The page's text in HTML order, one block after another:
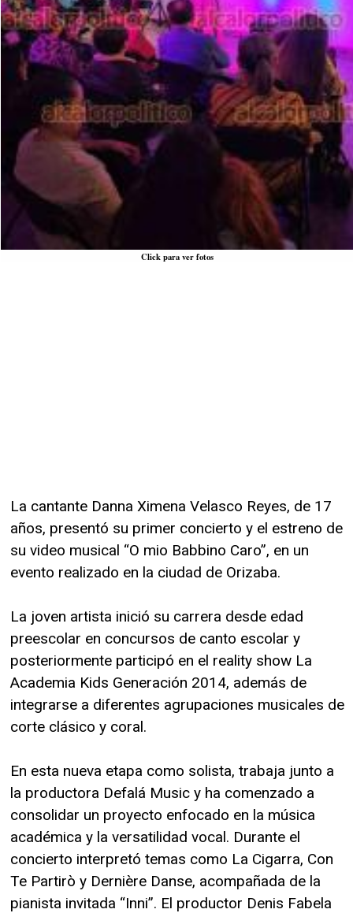
Click para ver fotos
La cantante Danna Ximena Velasco Reyes, de 17
años, presentó su primer concierto y el estreno de
su video musical “O mio Babbino Caro”, en un
evento realizado en la ciudad de Orizaba.
La joven artista inició su carrera desde edad
preescolar en concursos de canto escolar y
posteriormente participó en el reality show La
Academia Kids Generación 2014, además de
integrarse a diferentes agrupaciones musicales de
corte clásico y coral.
En esta nueva etapa como solista, trabaja junto a
la productora Defalá Music y ha comenzado a
consolidar un proyecto enfocado en la música
académica y la versatilidad vocal. Durante el
concierto interpretó temas como La Cigarra, Con
Te Partirò y Dernière Danse, acompañada de la
pianista invitada “Inni”. El productor Denis Fabela